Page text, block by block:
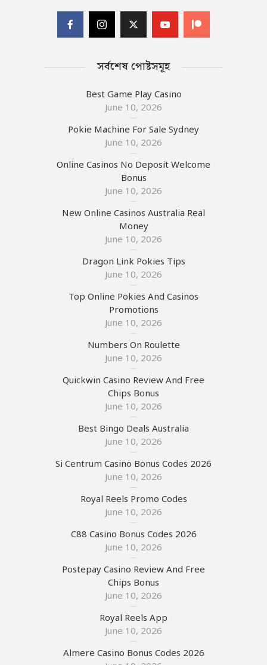
সর্বশেষ পোষ্টসমূহ
Best Game Play Casino
June 10, 2026
Pokie Machine For Sale Sydney
June 10, 2026
Online Casinos No Deposit Welcome
Bonus
June 10, 2026
New Online Casinos Australia Real
Money
June 10, 2026
Dragon Link Pokies Tips
June 10, 2026
Top Online Pokies And Casinos
Promotions
June 10, 2026
Numbers On Roulette
June 10, 2026
Quickwin Casino Review And Free
Chips Bonus
June 10, 2026
Best Bingo Deals Australia
June 10, 2026
Si Centrum Casino Bonus Codes 2026
June 10, 2026
Royal Reels Promo Codes
June 10, 2026
C88 Casino Bonus Codes 2026
June 10, 2026
Postepay Casino Review And Free
Chips Bonus
June 10, 2026
Royal Reels App
June 10, 2026
Almere Casino Bonus Codes 2026